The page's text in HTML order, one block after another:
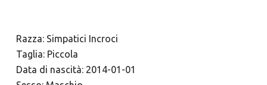
Razza: Simpatici Incroci
Taglia: Piccola
Data di nascità: 2014-01-01